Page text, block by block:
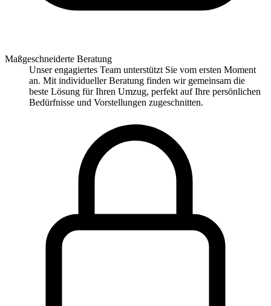
Maßgeschneiderte Beratung
Unser engagiertes Team unterstützt Sie vom ersten Moment
an. Mit individueller Beratung finden wir gemeinsam die
beste Lösung für Ihren Umzug, perfekt auf Ihre persönlichen
Bedürfnisse und Vorstellungen zugeschnitten.